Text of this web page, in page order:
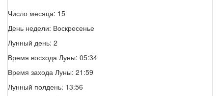
Число месяца: 15
День недели: Воскресенье
Лунный день: 2
Время восхода Луны: 05:34
Время захода Луны: 21:59
Лунный полдень: 13:56